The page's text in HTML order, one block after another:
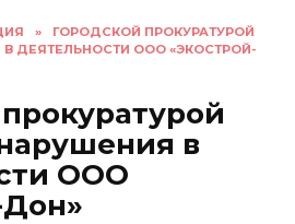
»
ГОРОДСКОЙ ПРОКУРАТУРОЙ
ДЕЯТЕЛЬНОСТИ ООО «ЭКОСТРОЙ-
в
ООО